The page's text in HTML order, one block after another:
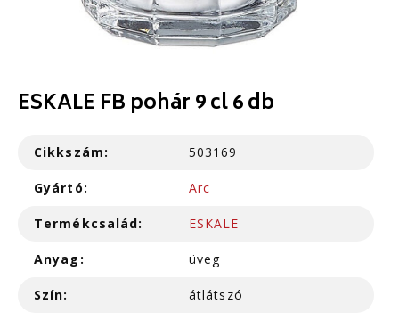
ESKALE FB pohár 9 cl 6 db
Cikkszám: 503169
Gyártó: Arc
Termékcsalád: ESKALE
Anyag: üveg
Szín: átlátszó